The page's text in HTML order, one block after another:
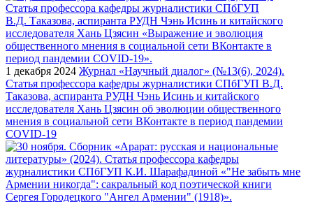
1 декабря 2024 Журнал «Научный диалог» (№13(6), 2024).
Статья профессора кафедры журналистики СПбГУП В.Д.
Таказова, аспиранта РУДН Чэнь Исинь и китайского
исследователя Хань Цзясин об эволюции общественного
мнения в социальной сети ВКонтакте в период пандемии
COVID-19